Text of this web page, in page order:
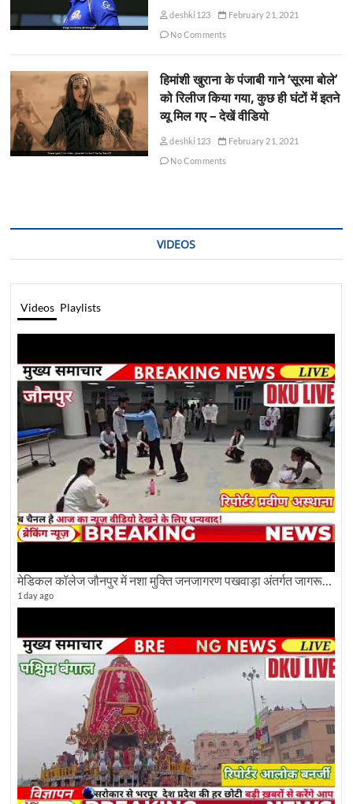
deshki123
February 21, 2021
No Comments
हिमांशी खुराना के पंजाबी गाने ‘सूरमा बोले’
को रिलीज किया गया, कुछ ही घंटों में इतने
व्यू मिल गए – देखें वीडियो
deshki123
February 21, 2021
No Comments
VIDEOS
Videos Playlists
1 day ago